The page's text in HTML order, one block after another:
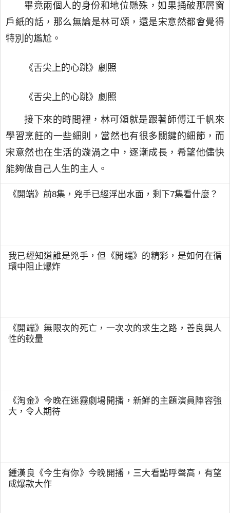
畢竟兩個人的身份和地位懸殊，如果捅破那層窗
戶紙的話，那么無論是林可頌，還是宋意然都會覺得
特別的尷尬。
《舌尖上的心跳》劇照
《舌尖上的心跳》劇照
接下來的時間裡，林可頌就是跟著師傅江千帆來
學習烹飪的一些細則，當然也有很多關鍵的細節，而
宋意然也在生活的漩渦之中，逐漸成長，希望他儘快
能夠做自己人生的主人。
《開端》前8集，兇手已經浮出水面，剩下7集看什麼？
我已經知道誰是兇手，但《開端》的精彩，是如何在循
環中阻止爆炸
《開端》無限次的死亡，一次次的求生之路，善良與人
性的較量
《淘金》今晚在迷霧劇場開播，新鮮的主題演員陣容強
大，令人期待
鍾漢良《今生有你》今晚開播，三大看點呼聲高，有望
成爆款大作